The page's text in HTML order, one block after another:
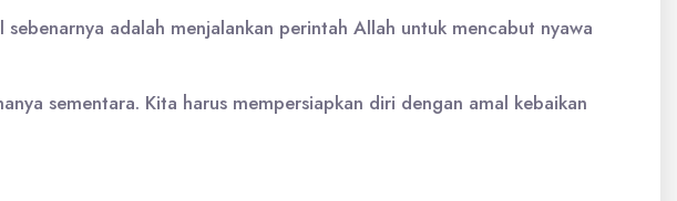
adalah menjalankan perintah Allah untuk mencabut nyawa
sementara. Kita harus mempersiapkan diri dengan amal kebaikan